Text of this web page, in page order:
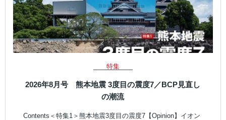
特集
2026年8月号 熊本地震 3度目の震度7／BCP見直し
の潮流
Contents＜特集1＞熊本地震3度目の震度7【Opinion】イオン